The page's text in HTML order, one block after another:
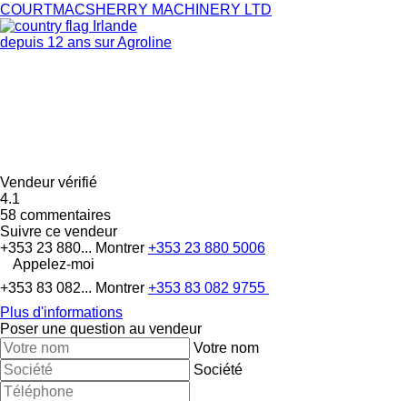
COURTMACSHERRY MACHINERY LTD
Irlande
depuis 12 ans sur Agroline
Vendeur vérifié
4.1
58 commentaires
Suivre ce vendeur
+353 23 880... Montrer +353 23 880 5006
Appelez-moi
+353 83 082... Montrer +353 83 082 9755
Plus d'informations
Poser une question au vendeur
Votre nom
Société